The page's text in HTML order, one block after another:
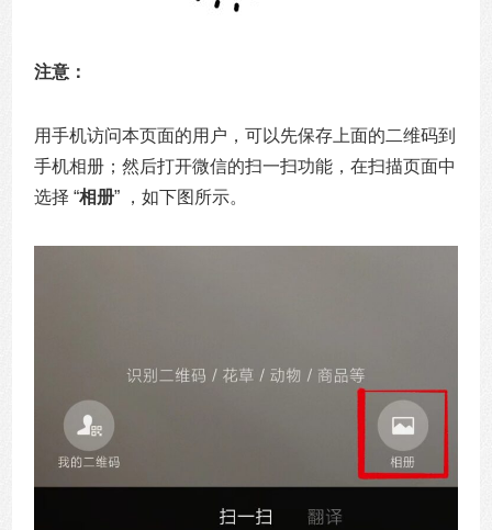
注意：
用手机访问本页面的用户，可以先保存上面的二维码到
手机相册；然后打开微信的扫一扫功能，在扫描页面中
选择 “相册” ，如下图所示。